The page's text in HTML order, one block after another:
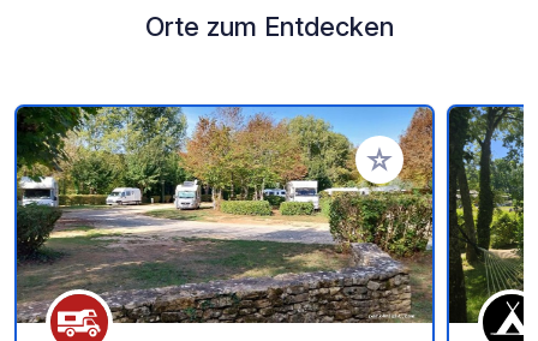
Orte zum Entdecken
Zu Ihren Favoriten